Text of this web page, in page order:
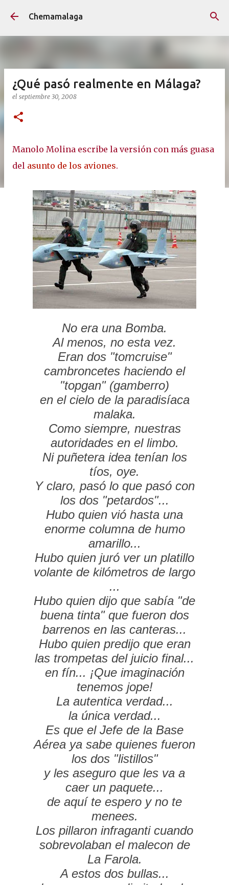
Ir al contenido principal
Chemamalaga
¿Qué pasó realmente en Málaga?
el septiembre 30, 2008
Manolo Molina escribe la versión con más guasa
del asunto de los aviones.
No era una Bomba.
Al menos, no esta vez.
Eran dos "tomcruise"
cambroncetes haciendo el
"topgan" (gamberro)
en el cielo de la paradisíaca
malaka.
Como siempre, nuestras
autoridades en el limbo.
Ni puñetera idea tenían los
tíos, oye.
Y claro, pasó lo que pasó con
los dos "petardos"...
Hubo quien vió hasta una
enorme columna de humo
amarillo...
Hubo quien juró ver un platillo
volante de kilómetros de largo
...
Hubo quien dijo que sabía "de
buena tinta" que fueron dos
barrenos en las canteras...
Hubo quien predijo que eran
las trompetas del juicio final...
en fín... ¡Que imaginación
tenemos jope!
La autentica verdad...
la única verdad...
Es que el Jefe de la Base
Aérea ya sabe quienes fueron
los dos "listillos"
y les aseguro que les va a
caer un paquete...
de aquí te espero y no te
menees.
Los pillaron infraganti cuando
sobrevolaban el malecon de
La Farola.
A estos dos bullas...